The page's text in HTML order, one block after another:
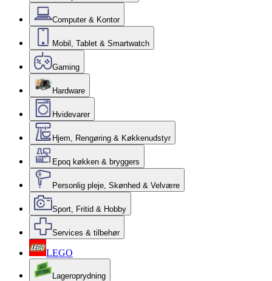
Computer & Kontor
Mobil, Tablet & Smartwatch
Gaming
Hardware
Hvidevarer
Hjem, Rengøring & Køkkenudstyr
Epoq køkken & bryggers
Personlig pleje, Skønhed & Velvære
Sport, Fritid & Hobby
Services & tilbehør
LEGO
Lageroprydning